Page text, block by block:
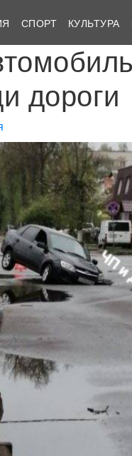
СПОРТ КУЛЬТУРА
дороги